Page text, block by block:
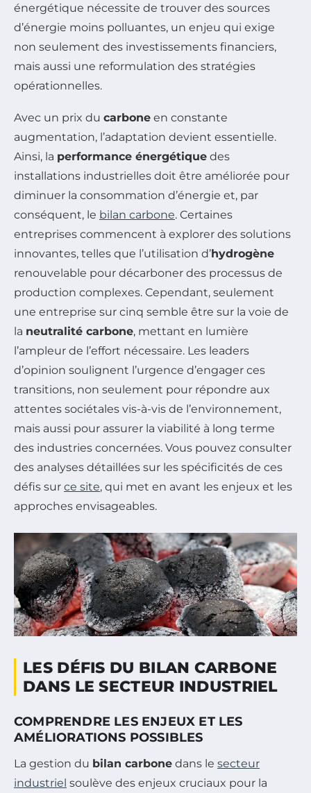
énergétique nécessite de trouver des sources
d’énergie moins polluantes, un enjeu qui exige
non seulement des investissements financiers,
mais aussi une reformulation des stratégies
opérationnelles.
Avec un prix du carbone en constante
augmentation, l’adaptation devient essentielle.
Ainsi, la performance énergétique des
installations industrielles doit être améliorée pour
diminuer la consommation d’énergie et, par
conséquent, le bilan carbone. Certaines
entreprises commencent à explorer des solutions
innovantes, telles que l’utilisation d’hydrogène
renouvelable pour décarboner des processus de
production complexes. Cependant, seulement
une entreprise sur cinq semble être sur la voie de
la neutralité carbone, mettant en lumière
l’ampleur de l’effort nécessaire. Les leaders
d’opinion soulignent l’urgence d’engager ces
transitions, non seulement pour répondre aux
attentes sociétales vis-à-vis de l’environnement,
mais aussi pour assurer la viabilité à long terme
des industries concernées. Vous pouvez consulter
des analyses détaillées sur les spécificités de ces
défis sur ce site, qui met en avant les enjeux et les
approches envisageables.
LES DÉFIS DU BILAN CARBONE
DANS LE SECTEUR INDUSTRIEL
COMPRENDRE LES ENJEUX ET LES
AMÉLIORATIONS POSSIBLES
La gestion du bilan carbone dans le secteur
industriel soulève des enjeux cruciaux pour la